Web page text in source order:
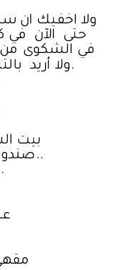
ولا اخفيك ان
حتى الآن في
في الشكوى من
.ولا أريد
... بيت
... صندوق الإيداع والتدبير..
تحية